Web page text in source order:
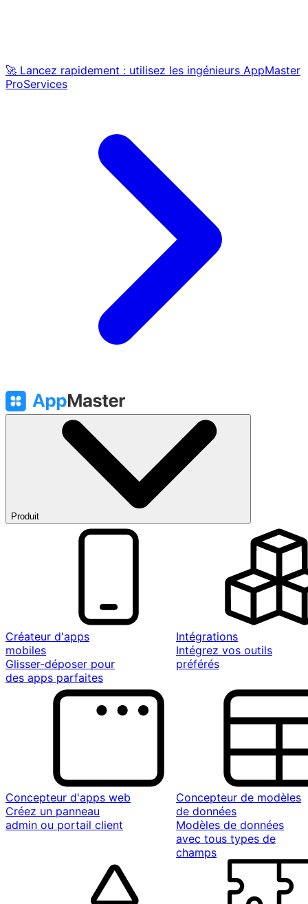
🚀 Lancez rapidement : utilisez les ingénieurs AppMaster
ProServices
Produit
Créateur d'apps
mobiles
Glisser-déposer pour
des apps parfaites
Intégrations
Intégrez vos outils
préférés
Concepteur d'apps web
Créez un panneau
admin ou portail client
Concepteur de modèles
de données
Modèles de données
avec tous types de
champs